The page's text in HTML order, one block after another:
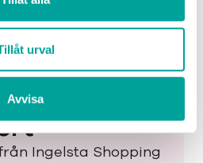
urval
Avvisa
Ingelsta Shopping